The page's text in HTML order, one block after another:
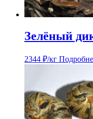
Зелёный
2344 ₽/кг